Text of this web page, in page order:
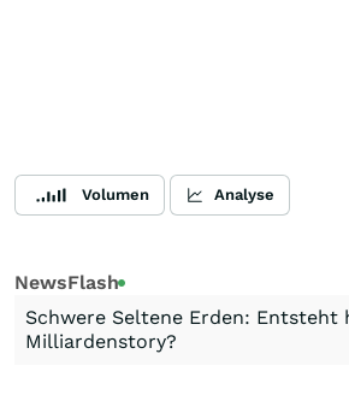
Volumen Analyse
NewsFlash
Schwere Seltene Erden: Entsteht
Milliardenstory?